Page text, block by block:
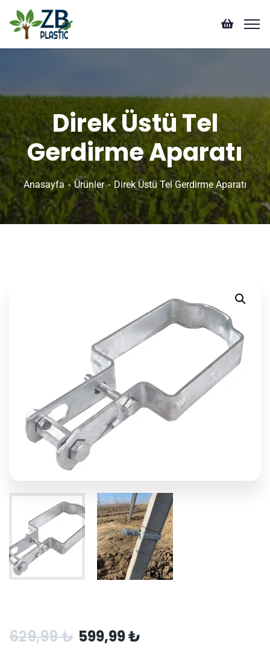
Direk Üstü Tel
Gerdirme Aparatı
Anasayfa Ürünler Direk Üstü Tel Gerdirme Aparatı
629,99₺ 599,99₺